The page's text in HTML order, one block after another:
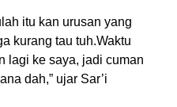
itu kan urusan yang
kurang tau tuh.Waktu
lagi ke saya, jadi cuman
dah,” ujar Sar’i